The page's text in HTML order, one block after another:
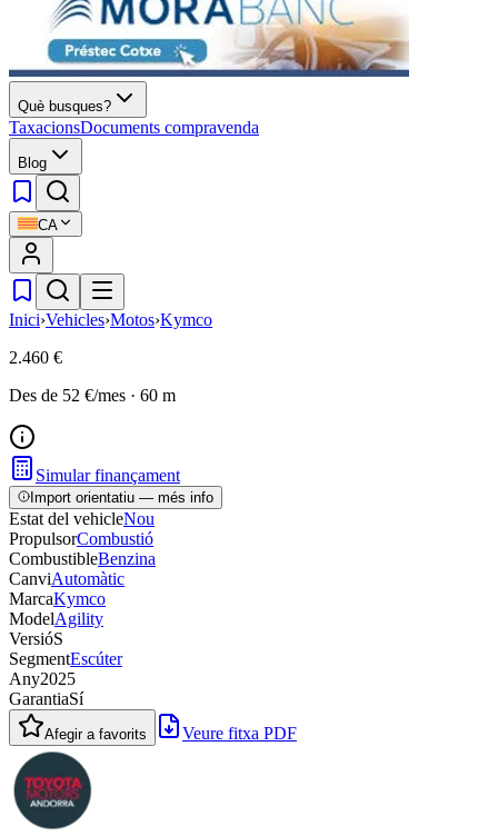
Què busques?
TaxacionsDocuments compravenda
Blog
CA
Inici›Vehicles›Motos›Kymco
2.460 €
Des de 52 €/mes · 60 m
Simular finançament
Import orientatiu — més info
Estat del vehicleNou
PropulsorCombustió
CombustibleBenzina
CanviAutomàtic
MarcaKymco
ModelAgility
VersióS
SegmentEscúter
Any2025
GarantiaSí
Afegir a favorits Veure fitxa PDF